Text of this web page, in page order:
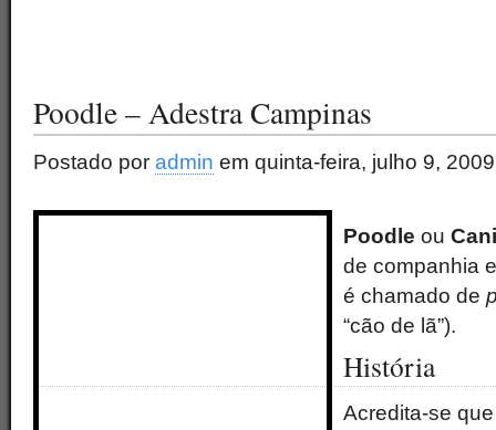
Poodle – Adestra Campinas
Postado por admin em quinta-feira, julho 9,
Poodle ou
de companhia
é chamado de
“cão de lã”).
História
Acredita-se